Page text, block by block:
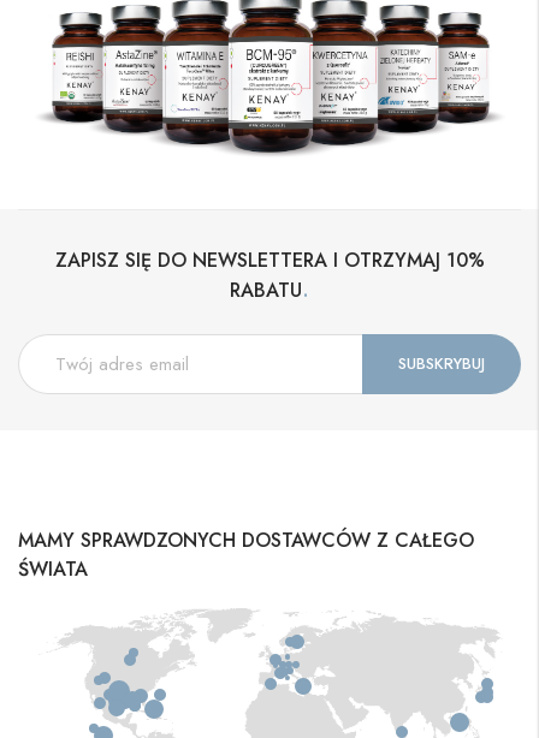
ZAPISZ SIĘ DO NEWSLETTERA I OTRZYMAJ 10%
RABATU.
MAMY SPRAWDZONYCH DOSTAWCÓW Z CAŁEGO
ŚWIATA